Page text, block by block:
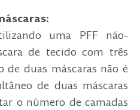
uma PFF não-
de tecido com três
de duas máscaras não é
de duas máscaras
o número de camadas